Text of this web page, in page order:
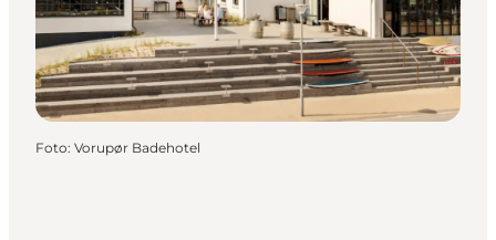
Foto: Vorupør Badehotel